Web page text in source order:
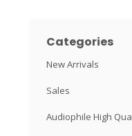
Categories
New Arrivals
Sales
Audiophile High